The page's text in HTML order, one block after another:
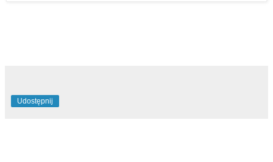
Udostępnij